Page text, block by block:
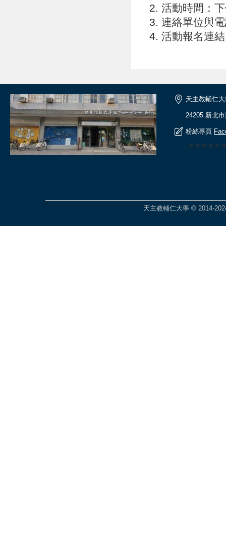
活動時間：
連絡單位與
活動報名連
天主教輔仁
24205 新北
粉絲專頁
天主教輔仁大學 © 2014-